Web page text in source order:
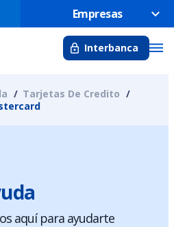
Empresas
Interbanca
Tarjetas De Credito
aquí para ayudarte